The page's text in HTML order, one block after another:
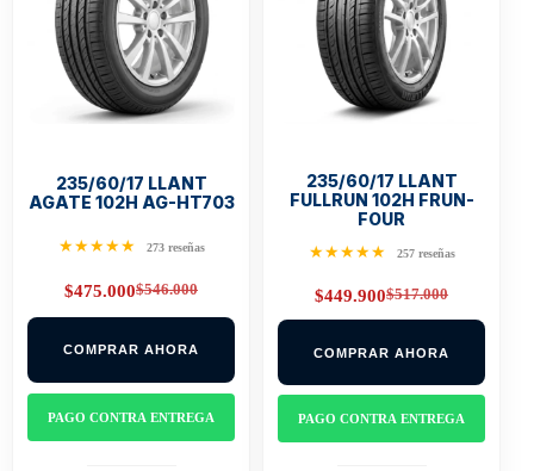
235/60/17 LLANT
AGATE 102H AG-HT703
★★★★★ 273 reseñas
$546.000
Original
price
$546.000.
$475.000Current
price
$475.000.
COMPRAR AHORA
PAGO CONTRA ENTREGA
235/60/17 LLANT
FULLRUN 102H FRUN-
FOUR
★★★★★ 257 reseñas
$517.000
Original
price
$517.000.
$449.900Current
price
$449.900.
COMPRAR AHORA
PAGO CONTRA ENTREGA